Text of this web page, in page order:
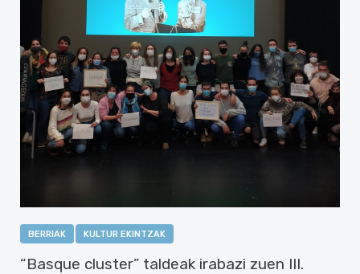
BERRIAK KULTUR EKINTZAK
“Basque cluster” taldeak irabazi zuen III.